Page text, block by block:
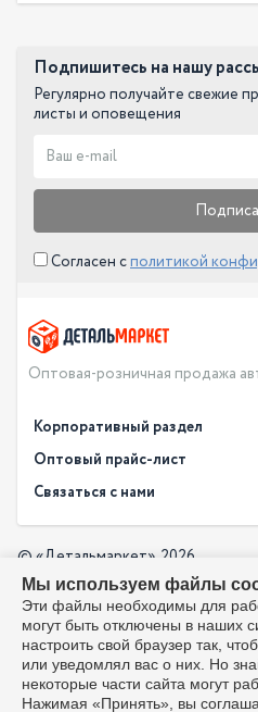
Подпишитесь на нашу
Регулярно получайте свежие
листы и оповещения
Согласен сполитикой
Оптовая-розничная продажа
Корпоративный раздел
Новости
О компании
Доставка
Оптовый прайс-лист
Оплата
Производители
Политика в отношении
Оптовый прайс-лист
Скачать
Связаться с нами
info@detalmarket.ru
© «Детальмаркет», 2026
Разработка:
Все упоминания товарных
используются исключительно
товаров и соответствуют
Гражданского кодекса РФ.
Мы используем файлы
Эти файлы необходимы для
могут быть отключены в наших
настроить свой браузер так,
или уведомлял вас о них. Но
некоторые части сайта могут
Нажимая «Принять», вы